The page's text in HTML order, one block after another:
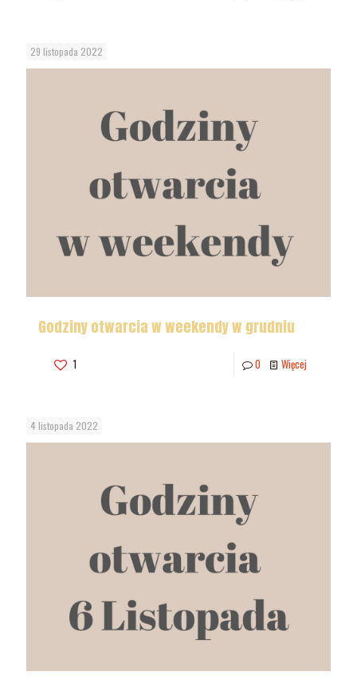
29 listopada 2022
Godziny otwarcia w weekendy w grudniu
1 0 Więcej
4 listopada 2022